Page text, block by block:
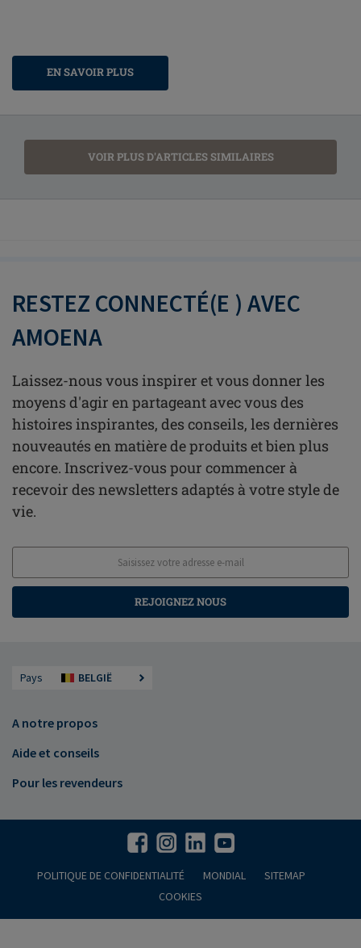
EN SAVOIR PLUS
VOIR PLUS D'ARTICLES SIMILAIRES
RESTEZ CONNECTÉ(E ) AVEC
AMOENA
Laissez-nous vous inspirer et vous donner les
moyens d'agir en partageant avec vous des
histoires inspirantes, des conseils, les dernières
nouveautés en matière de produits et bien plus
encore. Inscrivez-vous pour commencer à
recevoir des newsletters adaptés à votre style de
vie.
REJOIGNEZ NOUS
Pays BELGIË
A notre propos
Aide et conseils
Pour les revendeurs
POLITIQUE DE CONFIDENTIALITÉ MONDIAL
SITEMAP
COOKIES